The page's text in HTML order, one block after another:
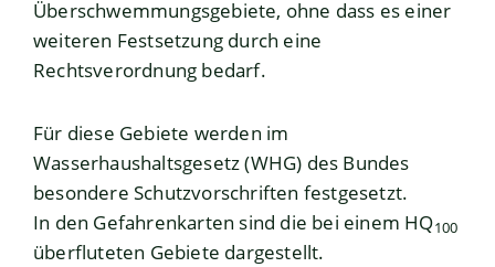
Überschwemmungsgebiete, ohne dass es einer
weiteren Festsetzung durch eine
Rechtsverordnung bedarf.
Für diese Gebiete werden im
Wasserhaushaltsgesetz (WHG) des Bundes
besondere Schutzvorschriften festgesetzt.
In den Gefahrenkarten sind die bei einem HQ100
überfluteten Gebiete dargestellt.